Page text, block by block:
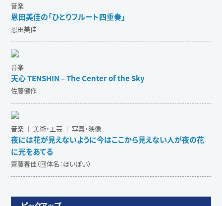
音楽
恩田美佳の「ひとりフルート四重奏」
恩田美佳
音楽
天心 TENSHIN – The Center of the Sky
佐藤健作
音楽 ｜ 美術・工芸 ｜ 写真・映像
夜には花が見えないように今はここから見えない人が夜の花
に光をあてる
齋藤春佳（団体名：ほいぽい）